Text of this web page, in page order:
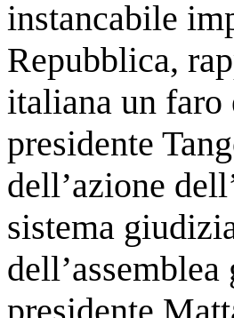
instancabile
Repubblica,
italiana un
presidente
dell’azione
sistema
presidente